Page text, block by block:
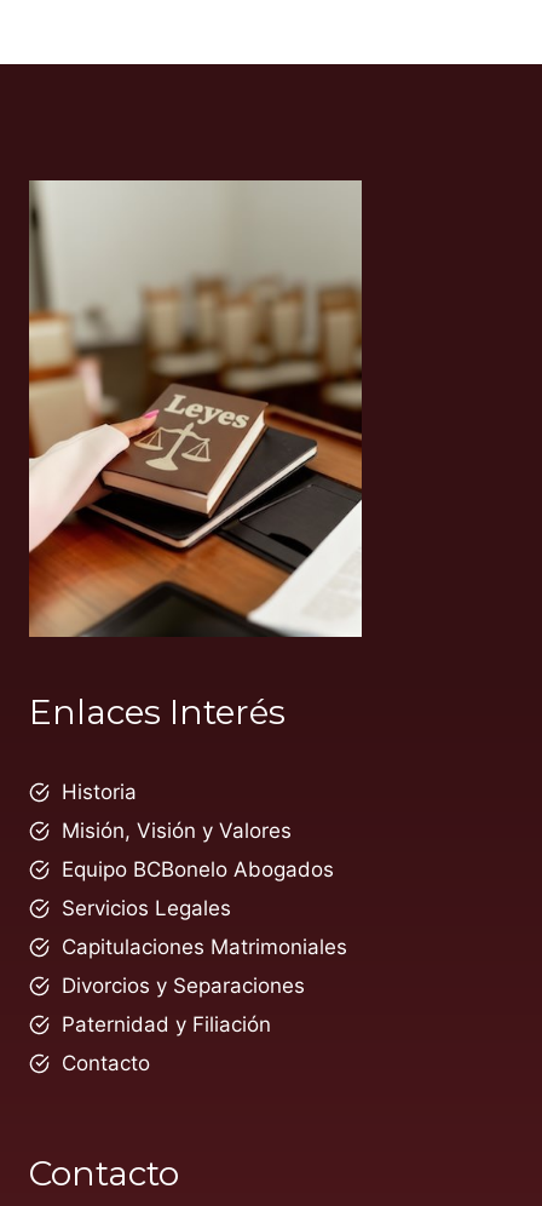
Enlaces Interés
Historia
Misión, Visión y Valores
Equipo BCBonelo Abogados
Servicios Legales
Capitulaciones Matrimoniales
Divorcios y Separaciones
Paternidad y Filiación
Contacto
Contacto